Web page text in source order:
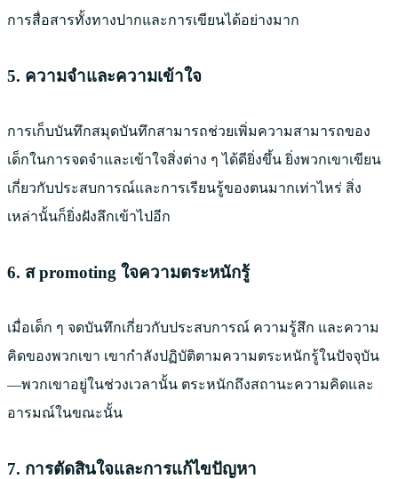
การสื่อสารทั้งทางปากและการเขียนได้อย่างมาก
5. ความจำและความเข้าใจ
การเก็บบันทึกสมุดบันทึกสามารถช่วยเพิ่มความสามารถของ
เด็กในการจดจำและเข้าใจสิ่งต่าง ๆ ได้ดียิ่งขึ้น ยิ่งพวกเขาเขียน
เกี่ยวกับประสบการณ์และการเรียนรู้ของตนมากเท่าไหร่ สิ่ง
เหล่านั้นก็ยิ่งฝังลึกเข้าไปอีก
6. ส promoting ใจความตระหนักรู้
เมื่อเด็ก ๆ จดบันทึกเกี่ยวกับประสบการณ์ ความรู้สึก และความ
คิดของพวกเขา เขากำลังปฏิบัติตามความตระหนักรู้ในปัจจุบัน
—พวกเขาอยู่ในช่วงเวลานั้น ตระหนักถึงสถานะความคิดและ
อารมณ์ในขณะนั้น
7. การตัดสินใจและการแก้ไขปัญหา